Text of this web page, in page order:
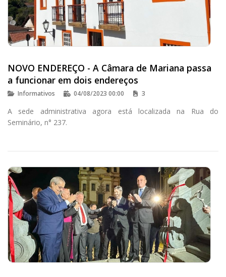
NOVO ENDEREÇO - A Câmara de Mariana passa
a funcionar em dois endereços
Informativos 04/08/2023 00:00 3
A sede administrativa agora está localizada na Rua do
Seminário, n° 237.